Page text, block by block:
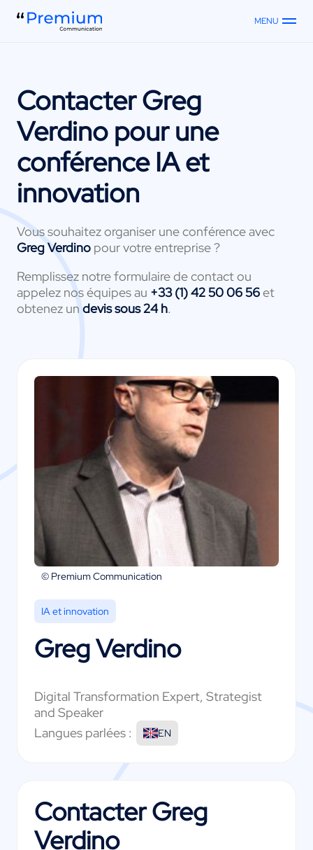
MENU
ContacterGreg
Verdinopour une
conférence IA et
innovation
Vous souhaitez organiser une conférence avec
Greg Verdino pour votre entreprise ?
Remplissez notre formulaire de contact ou
appelez nos équipes au +33 (1) 42 50 06 56et
obtenez undevis sous 24 h.
© Premium Communication
IA et innovation
Greg Verdino
Digital Transformation Expert, Strategist
and Speaker
Langues parlées :
EN
ContacterGreg
Verdino